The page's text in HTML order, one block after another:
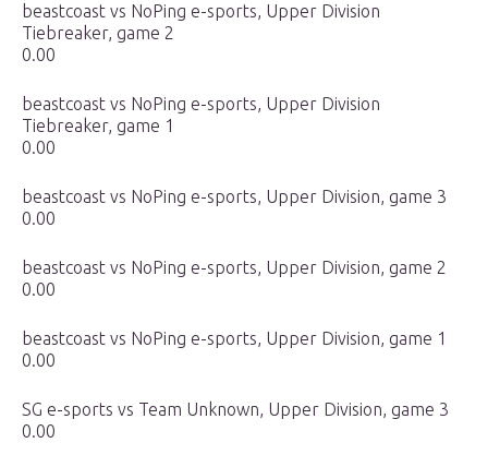
beastcoast vs NoPing e-sports, Upper Division
Tiebreaker, game 2
0.00
beastcoast vs NoPing e-sports, Upper Division
Tiebreaker, game 1
0.00
beastcoast vs NoPing e-sports, Upper Division, game 3
0.00
beastcoast vs NoPing e-sports, Upper Division, game 2
0.00
beastcoast vs NoPing e-sports, Upper Division, game 1
0.00
SG e-sports vs Team Unknown, Upper Division, game 3
0.00